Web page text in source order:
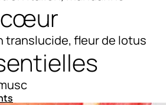
cœur
translucide, fleur de lotus